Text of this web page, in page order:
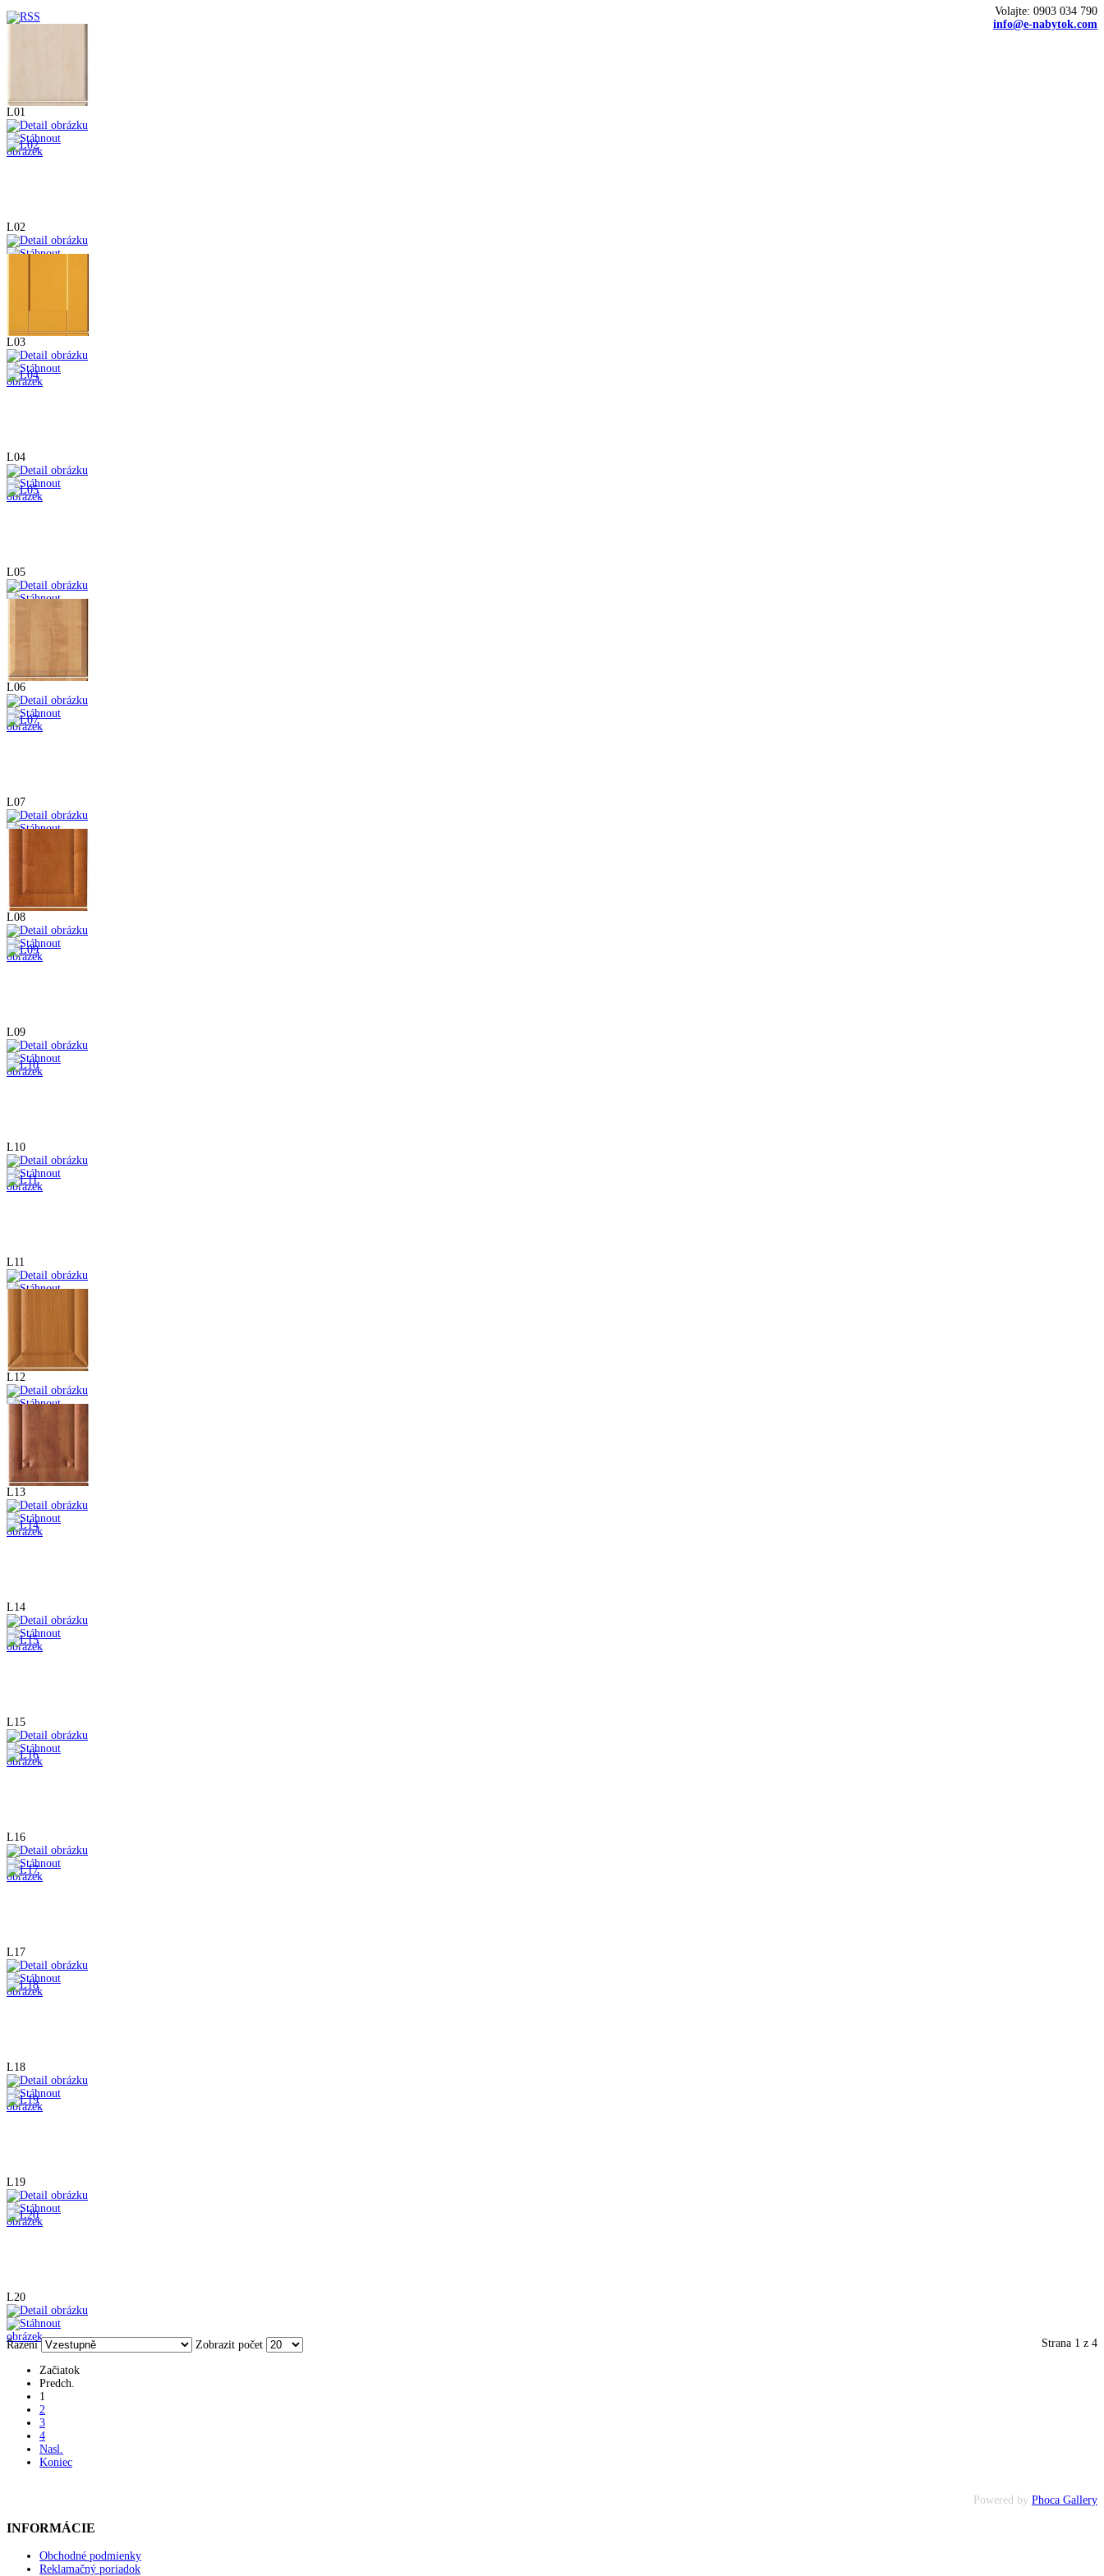
Volajte: 0903 034 790
info@e-nabytok.com
L01
L02
L03
L04
L05
L06
L07
L08
L09
L10
L11
L12
L13
L14
L15
L16
L17
L18
L19
L20
Řazení Zobrazit počet Strana 1 z 4
Začiatok
Predch.
1
2
3
4
Nasl.
Koniec
Powered by Phoca Gallery
INFORMÁCIE
Obchodné podmienky
Reklamačný poriadok